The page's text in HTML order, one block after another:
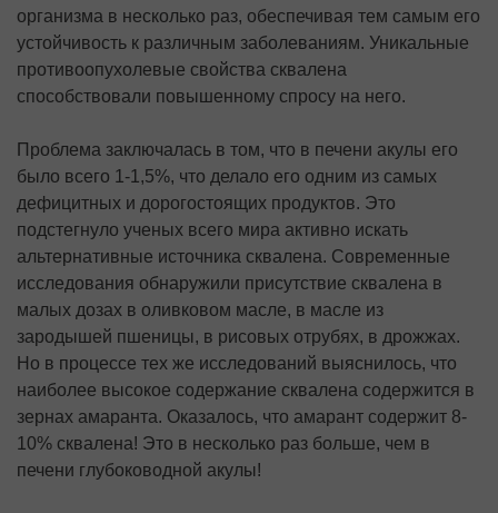
организма в несколько раз, обеспечивая тем самым его
устойчивость к различным заболеваниям. Уникальные
противоопухолевые свойства сквалена
способствовали повышенному спросу на него.
Проблема заключалась в том, что в печени акулы его
было всего 1-1,5%, что делало его одним из самых
дефицитных и дорогостоящих продуктов. Это
подстегнуло ученых всего мира активно искать
альтернативные источника сквалена. Современные
исследования обнаружили присутствие сквалена в
малых дозах в оливковом масле, в масле из
зародышей пшеницы, в рисовых отрубях, в дрожжах.
Но в процессе тех же исследований выяснилось, что
наиболее высокое содержание сквалена содержится в
зернах амаранта. Оказалось, что амарант содержит 8-
10% сквалена! Это в несколько раз больше, чем в
печени глубоководной акулы!